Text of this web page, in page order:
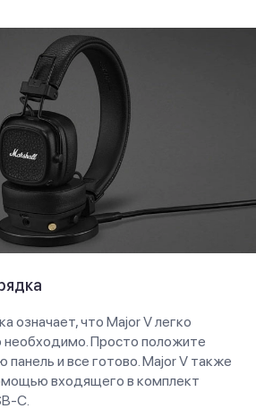
означает, что Major V легко
необходимо. Просто положите
панель и все готово. Major V также
входящего в комплект
C.